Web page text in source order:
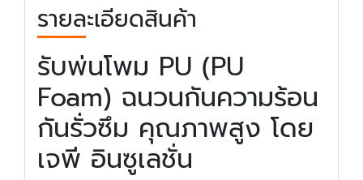
รายละเอียดสินค้า
รับพ่นโพม PU (PU
Foam) ฉนวนกันความร้อน
กันรั่วซึม คุณภาพสูง โดย
เจพี อินซูเลชั่น